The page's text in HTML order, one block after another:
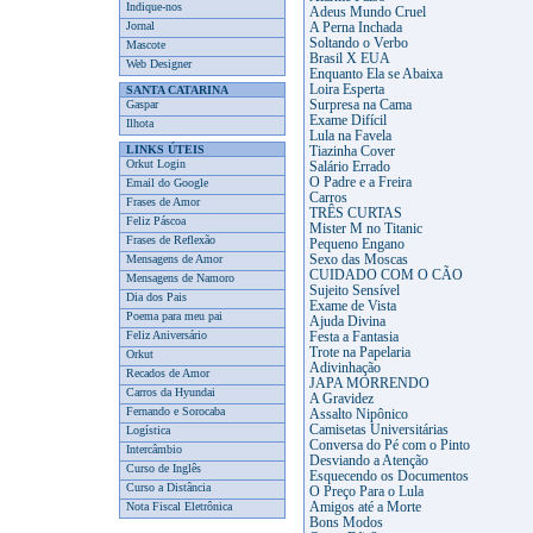
Indique-nos
Jornal
Mascote
Web Designer
SANTA CATARINA
Gaspar
Ilhota
LINKS ÚTEIS
Orkut Login
Email do Google
Frases de Amor
Feliz Páscoa
Frases de Reflexão
Mensagens de Amor
Mensagens de Namoro
Dia dos Pais
Poema para meu pai
Feliz Aniversário
Orkut
Recados de Amor
Carros da Hyundai
Fernando e Sorocaba
Logística
Intercâmbio
Curso de Inglês
Curso a Distância
Nota Fiscal Eletrônica
Adeus Mundo Cruel
A Perna Inchada
Soltando o Verbo
Brasil X EUA
Enquanto Ela se Abaixa
Loira Esperta
Surpresa na Cama
Exame Difícil
Lula na Favela
Tiazinha Cover
Salário Errado
O Padre e a Freira
Carros
TRÊS CURTAS
Mister M no Titanic
Pequeno Engano
Sexo das Moscas
CUIDADO COM O CÃO
Sujeito Sensível
Exame de Vista
Ajuda Divina
Festa a Fantasia
Trote na Papelaria
Adivinhação
JAPA MORRENDO
A Gravidez
Assalto Nipônico
Camisetas Universitárias
Conversa do Pé com o Pinto
Desviando a Atenção
Esquecendo os Documentos
O Preço Para o Lula
Amigos até a Morte
Bons Modos